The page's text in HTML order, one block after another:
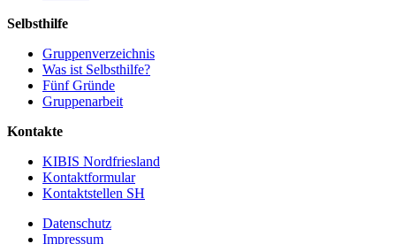
Selbsthilfe
Gruppenverzeichnis
Was ist Selbsthilfe?
Fünf Gründe
Gruppenarbeit
Kontakte
KIBIS Nordfriesland
Kontaktformular
Kontaktstellen SH
Datenschutz
Impressum